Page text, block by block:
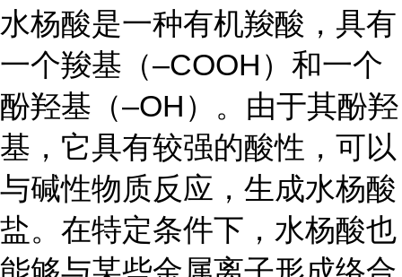
水杨酸是一种有机羧酸，具有
一个羧基（–COOH）和一个
酚羟基（–OH）。由于其酚羟
基，它具有较强的酸性，可以
与碱性物质反应，生成水杨酸
盐。在特定条件下，水杨酸也